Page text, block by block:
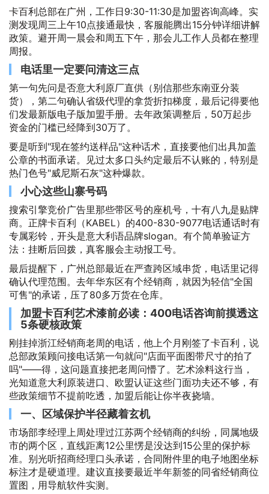
卡百利总部在广州，工作日9:30-11:30是加盟咨询高峰。实
测发现周三上午10点接通最快，客服能腾出15分钟详细讲解
政策。避开周一晨会和周五下午，那会儿工作人员都在整理
周报。
电话里一定要问清这三点
第一句先问是否意大利原厂直供（别信那些东南亚分装
货），第二句确认省级代理的拿货折扣梯度，最后记得要他
们发最新版电子版加盟手册。去年政策调整后，50万起步
资金的门槛已经降到30万了。
要是听到"现在签约送样品"这种话术，直接要他们出具加盖
公章的书面承诺。见过太多口头约定最后不认账的，特别是
热门色号"威尼斯石灰"这种爆款。
小心这些山寨号码
搜索引擎竞价广告里那些带区号的座机号，十有八九是贴牌
商。正牌卡百利（KABEL）的400-830-9077电话通话时有
专属彩铃，开头是意大利语品牌slogan。有个简单验证方
法：挂断后回拨，真客服会主动报工号。
最后提醒下，广州总部最近在严查跨区域串货，电话里记得
确认代理范围。去年华东区有个经销商，就因为轻信"全国
可售"的承诺，压了80多万货在仓库。
加盟卡百利艺术漆前必读：400电话咨询前摸透这
5条硬核政策
刚挂掉浙江经销商老周的电话，他上个月刚签了卡百利，说
总部政策顾问接电话第一句就问"店面平面图带尺寸的拍了
吗"——得，这问题直接把老周问懵了。艺术涂料这行当，
光知道意大利原装进口、欧盟认证这些门面功夫还不够，有
些政策细节不提前吃透，加盟后能让你半夜挠墙。
一、区域保护半径藏着玄机
市场部李经理上周处理过江苏两个经销商的纠纷，同属地级
市的两个区，直线距离12公里愣是没达到15公里的保护标
准。别光听招商经理口头承诺，合同附件里的电子地图坐标
标注才是硬道理。建议直接要最近半年新签的同省经销商位
置图，用导航软件实测。